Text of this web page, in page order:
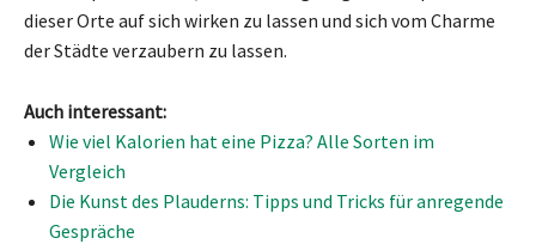
dieser Orte auf sich wirken zu lassen und sich vom Charme
der Städte verzaubern zu lassen.
Auch interessant:
Wie viel Kalorien hat eine Pizza? Alle Sorten im
Vergleich
Die Kunst des Plauderns: Tipps und Tricks für anregende
Gespräche